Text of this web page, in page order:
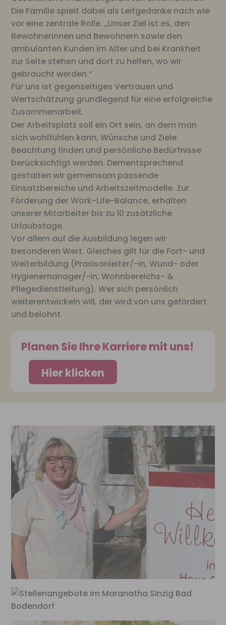
Die Familie spielt dabei als Leitgedanke nach wie
vor eine zentrale Rolle. „Unser Ziel ist es, den
Bewohnerinnen und Bewohnern sowie den
ambulanten Kunden im Alter und bei Krankheit
zur Seite stehen und dort zu helfen, wo wir
gebraucht werden.“
Für uns ist gegenseitiges Vertrauen und
Wertschätzung grundlegend für eine erfolgreiche
Zusammenarbeit.
Der Arbeitsplatz soll ein Ort sein, an dem man
sich wohlfühlen kann, Wünsche und Ziele
Beachtung finden und persönliche Bedürfnisse
berücksichtigt werden. Dementsprechend
gestalten wir gemeinsam passende
Einsatzbereiche und Arbeitszeitmodelle. Zur
Förderung der Work-Life-Balance, erhalten
unserer Mitarbeiter bis zu 10 zusätzliche
Urlaubstage.
Vor allem auf die Ausbildung legen wir
besonderen Wert. Gleiches gilt für die Fort- und
Weiterbildung (Praxisanleiter/-in, Wund- oder
Hygienemanager/-in, Wohnbereichs- &
Pflegedienstleitung). Wer sich persönlich
weiterentwickeln will, der wird von uns gefördert
und belohnt.
Planen Sie Ihre Karriere mit uns!
Hier klicken